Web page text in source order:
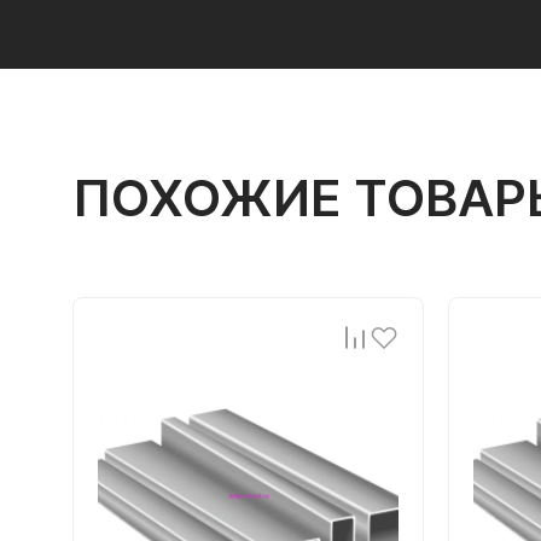
ПОХОЖИЕ